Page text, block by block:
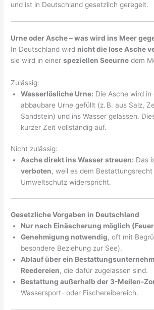
und ist in Deutschland gesetzlich geregelt.
Urne oder Asche – was wird ins Meer
In Deutschland wird nicht die lose Asche
sie wird in einerspeziellen Seeurne dem
Zulässig:
Wasserlösliche Urne: Die Asche wird in
abbaubare Urne gefüllt (z. B. aus Salz,
Sandstein) und ins Wasser gelassen.
kurzer Zeit vollständig auf.
Nicht zulässig:
Asche direkt ins Wasser streuen: Das
verboten, weil es dem Bestattungsrecht
Umweltschutz widerspricht.
Gesetzliche Vorgaben in Deutschland
Nur nach Einäscherung möglich
Genehmigung notwendig, oft mit
besondere Beziehung zur See).
Ablauf über ein
Reedereien, die dafür zugelassen sind.
Bestattung außerhalb der 3-Meilen-
Wassersport- oder Fischereibereich.